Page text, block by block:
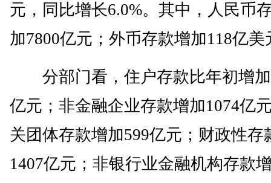
元，同比增长6.0%。其中，人民币
加7800亿元；外币存款增加118亿美
分部门看，住户存款比年初增加
亿元；非金融企业存款增加1074亿
关团体存款增加599亿元；财政性存
1407亿元；非银行业金融机构存款